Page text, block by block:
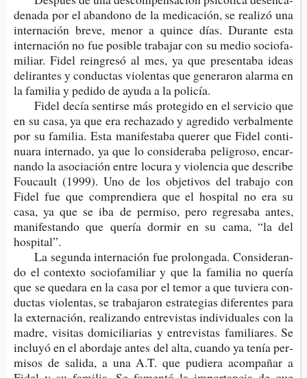
de­na­da por el aban­dono de la medi­ca­ción, se reali­zó una
inter­na­ción breve, menor a quin­ce días. Duran­te esta
inter­na­ción no fue posi­ble tra­ba­jar con su medio socio­fa­
mi­liar. Fidel rein­gre­só al mes, ya que pre­sen­ta­ba ideas
deli­ran­tes y con­duc­tas vio­len­tas que gene­ra­ron alar­ma en
la fami­lia y pedi­do de ayuda a la policía.
Fidel decía sen­tir­se más pro­te­gi­do en el ser­vi­cio que
en su casa, ya que era recha­za­do y agre­di­do ver­bal­men­te
por su fami­lia. Esta mani­fes­ta­ba que­rer que Fidel con­ti­
nua­ra inter­na­do, ya que lo con­si­de­ra­ba peli­gro­so, encar­
nan­do la aso­cia­ción entre locu­ra y vio­len­cia que des­cri­be
Fou­cault (1999). Uno de los obje­ti­vos del tra­ba­jo con
Fidel fue que com­pren­die­ra que el hos­pi­tal no era su
casa, ya que se iba de per­mi­so, pero regre­sa­ba antes,
mani­fes­tan­do que que­ría dor­mir en su cama, “la del
hospital”.
La segun­da inter­na­ción fue pro­lon­ga­da. Con­si­de­ran­
do el con­tex­to socio­fa­mi­liar y que la fami­lia no que­ría
que se que­da­ra en la casa por el temor a que tuvie­ra con­
duc­tas vio­len­tas, se tra­ba­ja­ron estra­te­gias dife­ren­tes para
la exter­na­ción, rea­li­zan­do entre­vis­tas indi­vi­dua­les con la
madre, visi­tas domi­ci­lia­rias y entre­vis­tas fami­lia­res. Se
inclu­yó en el abor­da­je antes del alta, cuan­do ya tenía per­
mi­sos de sali­da, a una A.T. que pudie­ra acom­pa­ñar a